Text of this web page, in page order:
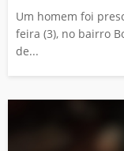
Um homem foi
feira (3), no bairro
de...